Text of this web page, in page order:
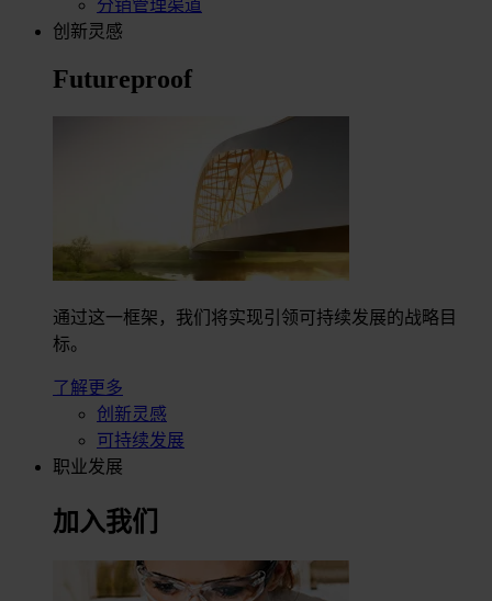
分销管理渠道
创新灵感
Futureproof
通过这一框架，我们将实现引领可持续发展的战略目
标。
了解更多
创新灵感
可持续发展
职业发展
加入我们